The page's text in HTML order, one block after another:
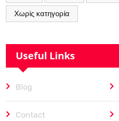
Χωρίς κατηγορία
Useful Links
Blog
Contact